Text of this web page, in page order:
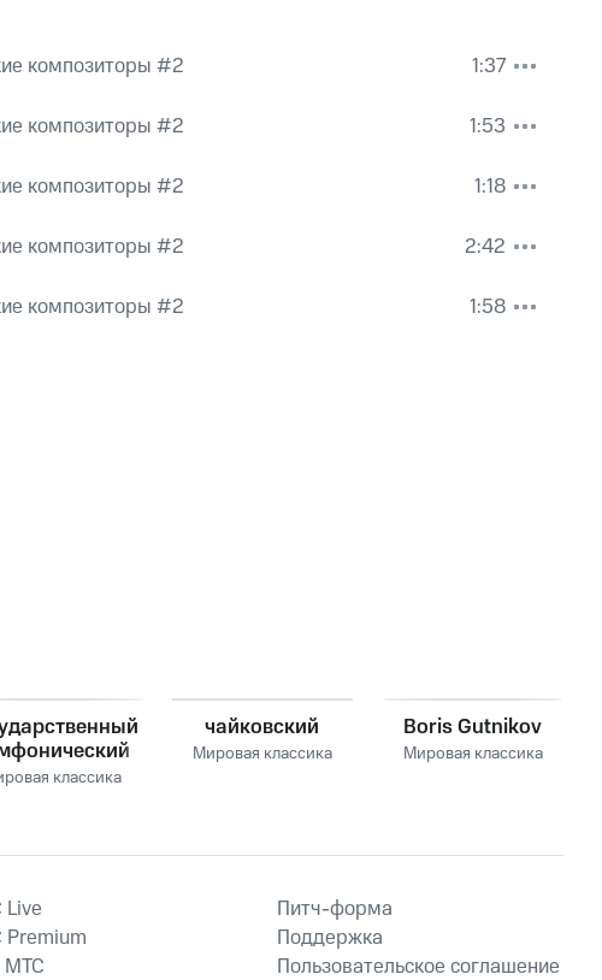
Вольфганг Амадей Моцарт
композиторы #2
1:37
,
композиторы #2
1:53
,
композиторы #2
1:18
,
композиторы #2
2:42
,
композиторы #2 1:58
ссср
классика
чайковский
Мировая классика
Boris Gutnikov
Мировая классика
Live
Premium
МТС
Питч-форма
Поддержка
Пользовательское соглашение